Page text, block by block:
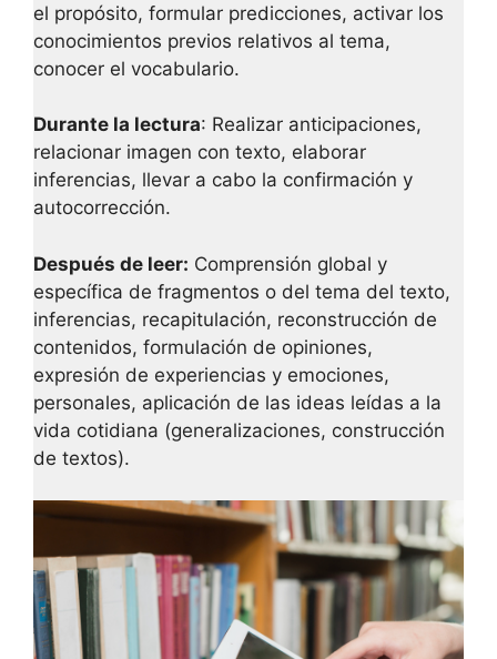
el propósito, formular predicciones, activar los
conocimientos previos relativos al tema,
conocer el vocabulario.
Durante la lectura: Realizar anticipaciones,
relacionar imagen con texto, elaborar
inferencias, llevar a cabo la confirmación y
autocorrección.
Después de leer: Comprensión global y
específica de fragmentos o del tema del texto,
inferencias, recapitulación, reconstrucción de
contenidos, formulación de opiniones,
expresión de experiencias y emociones,
personales, aplicación de las ideas leídas a la
vida cotidiana (generalizaciones, construcción
de textos).